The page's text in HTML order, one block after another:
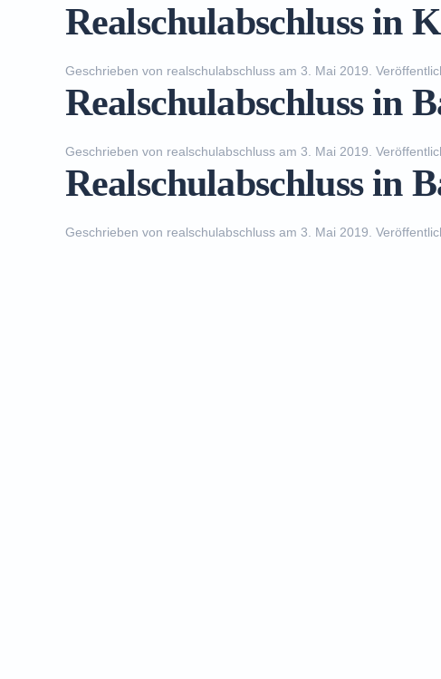
Realschulabschluss in
Geschrieben von realschulabschluss am 3. Mai 2019 .
Realschulabschluss in
Geschrieben von realschulabschluss am 3. Mai 2019 .
Realschulabschluss in
Geschrieben von realschulabschluss am 3. Mai 2019 .